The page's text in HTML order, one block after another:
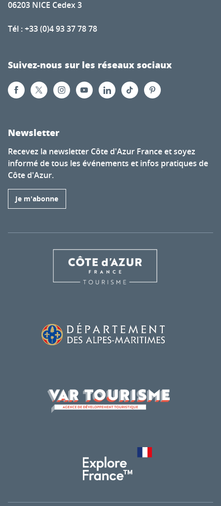
06203 NICE Cedex 3
Tél : +33 (0)4 93 37 78 78
Suivez-nous sur les réseaux sociaux
Newsletter
Recevez la newsletter Côte d'Azur France et soyez
informé de tous les événements et infos pratiques de
Côte d'Azur.
Je m'abonne